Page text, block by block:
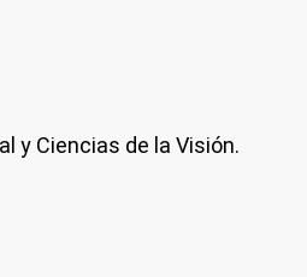
y Ciencias de la Visión.